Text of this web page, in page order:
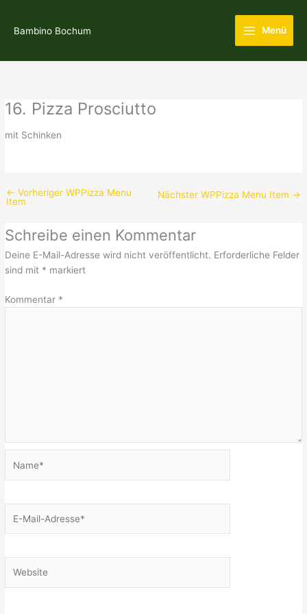
springen
Bambino Bochum
Main
Menu
Menü
16. Pizza Prosciutto
mit Schinken
← Vorheriger WPPizza Menu
Item
Nächster WPPizza Menu Item →
Schreibe einen Kommentar
Deine E-Mail-Adresse wird nicht veröffentlicht. Erforderliche Felder
sind mit * markiert
Kommentar *
Mail-